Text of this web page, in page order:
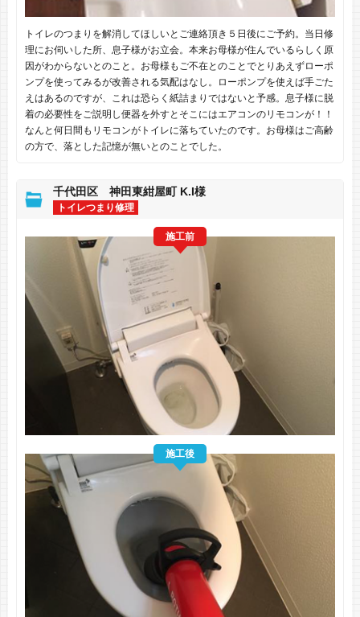
トイレのつまりを解消してほしいとご連絡頂き５日後にご予約。当日修
理にお伺いした所、息子様がお立会。本来お母様が住んでいるらしく原
因がわからないとのこと。お母様もご不在とのことでとりあえずローポ
ンプを使ってみるが改善される気配はなし。ローポンプを使えば手ごた
えはあるのですが、これは恐らく紙詰まりではないと予感。息子様に脱
着の必要性をご説明し便器を外すとそこにはエアコンのリモコンが！！
なんと何日間もリモコンがトイレに落ちていたのです。お母様はご高齢
の方で、落とした記憶が無いとのことでした。
千代田区 神田東紺屋町 K.I様
トイレつまり修理
施工前
施工後